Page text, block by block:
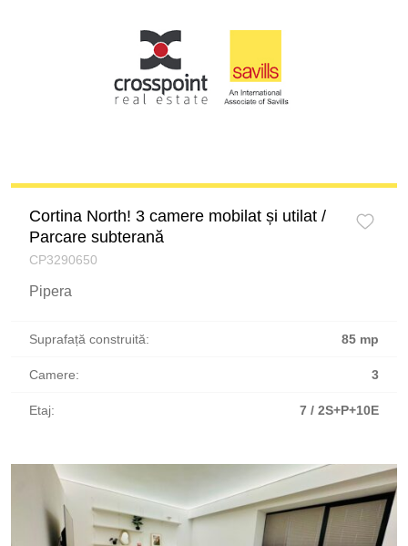
Cortina North! 3 camere mobilat și utilat /
Parcare subterană
CP3290650
Pipera
Suprafață construită: 85 mp
Camere: 3
Etaj: 7 / 2S+P+10E